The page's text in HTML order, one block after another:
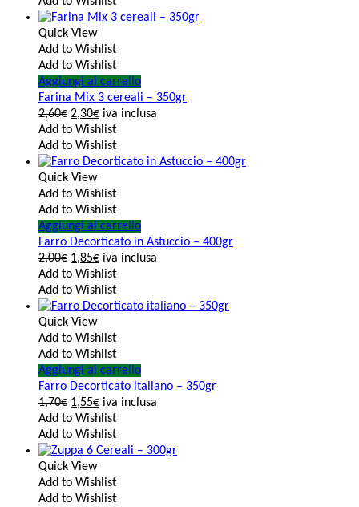
Quick View
Add to Wishlist
Add to Wishlist
Aggiungi al carrello
Farina Mix 3 cereali – 350gr
2,60€ 2,30€ iva inclusa
Add to Wishlist
Add to Wishlist
Quick View
Add to Wishlist
Add to Wishlist
Aggiungi al carrello
Farro Decorticato in Astuccio – 400gr
2,00€ 1,85€ iva inclusa
Add to Wishlist
Add to Wishlist
Quick View
Add to Wishlist
Add to Wishlist
Aggiungi al carrello
Farro Decorticato italiano – 350gr
1,70€ 1,55€ iva inclusa
Add to Wishlist
Add to Wishlist
Quick View
Add to Wishlist
Add to Wishlist